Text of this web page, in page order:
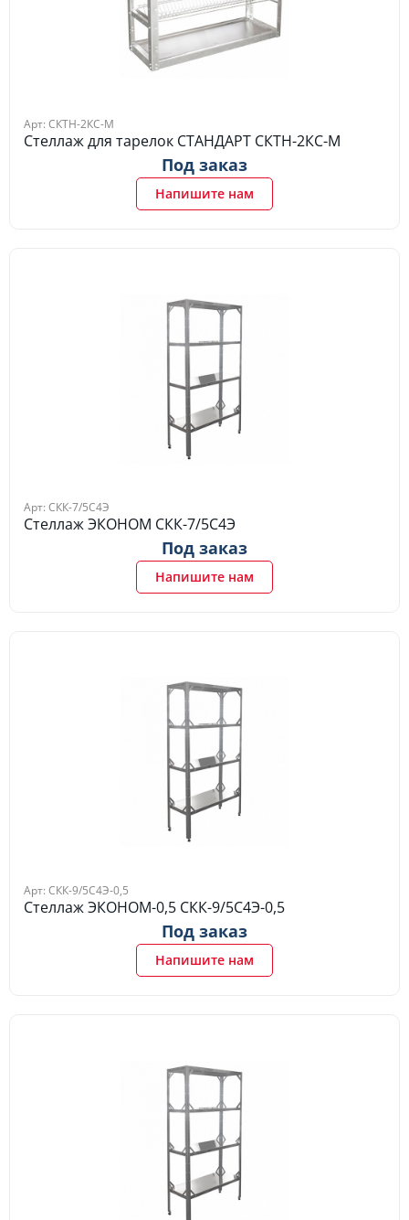
Арт: СКТН-2КС-М
Стеллаж для тарелок СТАНДАРТ СКТН-2КС-М
Под заказ
Напишите нам
Арт: СКК-7/5С4Э
Стеллаж ЭКОНОМ СКК-7/5С4Э
Под заказ
Напишите нам
Арт: СКК-9/5С4Э-0,5
Стеллаж ЭКОНОМ-0,5 СКК-9/5С4Э-0,5
Под заказ
Напишите нам